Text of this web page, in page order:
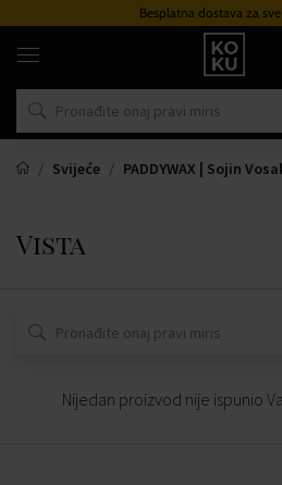
Besplatna dostava za sve
Originalni
parfemi
satovi
na
mjestu
Svijeće
PADDYWAX | Sojin
Vista
Nijedan proizvod nije ispunio